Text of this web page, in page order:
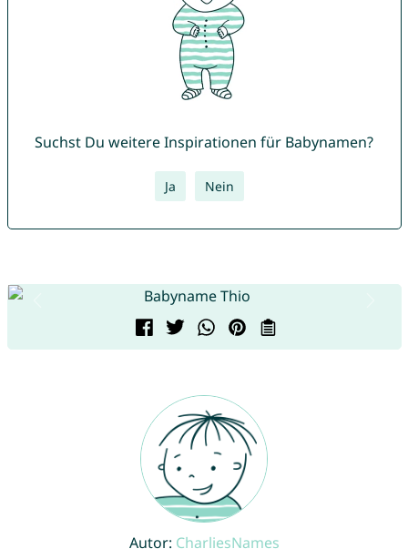
Suchst Du weitere Inspirationen für Babynamen?
Ja Nein
Autor: CharliesNames